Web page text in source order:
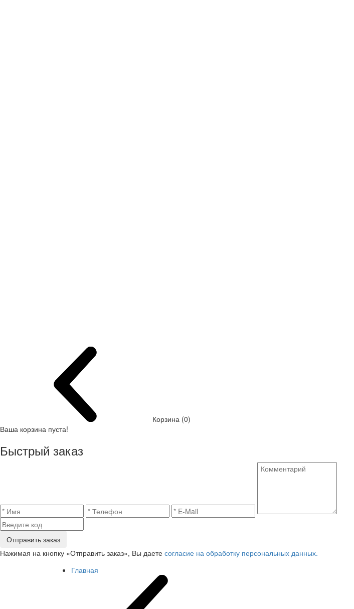
Корзина (0)
Ваша корзина пуста!
Быстрый заказ
Отправить заказ
Нажимая на кнопку «Отправить заказ», Вы даете согласие на обработку персональных данных.
Главная